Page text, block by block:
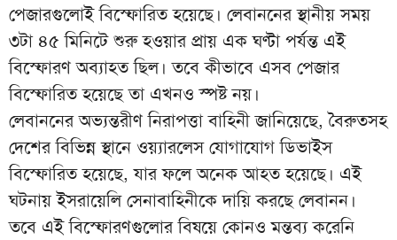
পেজারগুলোই বিস্ফোরিত হয়েছে। লেবাননের স্থানীয় সময়
৩টা ৪৫ মিনিটে শুরু হওয়ার প্রায় এক ঘণ্টা পর্যন্ত এই
বিস্ফোরণ অব্যাহত ছিল। তবে কীভাবে এসব পেজার
বিস্ফোরিত হয়েছে তা এখনও স্পষ্ট নয়।
লেবাননের অভ্যন্তরীণ নিরাপত্তা বাহিনী জানিয়েছে, বৈরুতসহ
দেশের বিভিন্ন স্থানে ওয়্যারলেস যোগাযোগ ডিভাইস
বিস্ফোরিত হয়েছে, যার ফলে অনেক আহত হয়েছে। এই
ঘটনায় ইসরায়েলি সেনাবাহিনীকে দায়ি করছে লেবানন।
তবে এই বিস্ফোরণগুলোর বিষয়ে কোনও মন্তব্য করেনি